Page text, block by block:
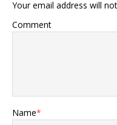
Your email address will
Comment
Name*